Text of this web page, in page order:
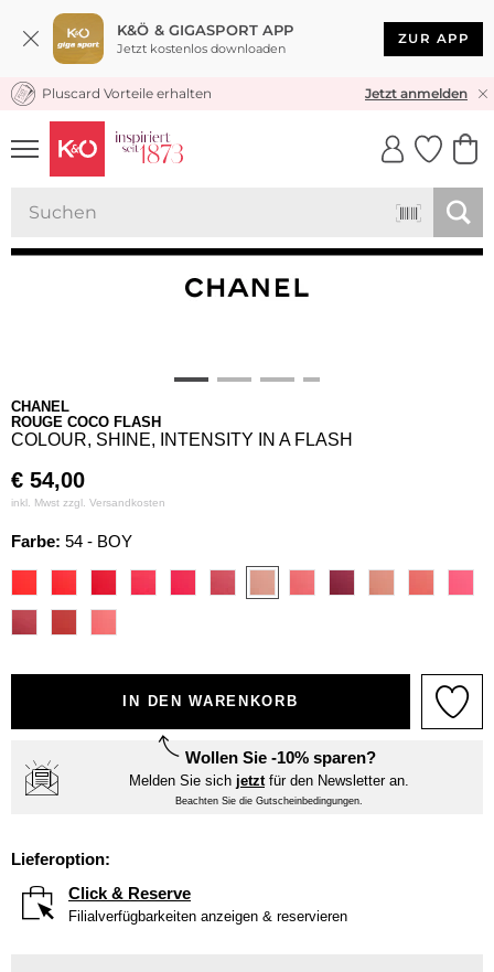
K&Ö & GIGASPORT APP
Jetzt kostenlos downloaden
ZUR APP
KOSTENLOSER VERSAND* & RÜCKVERSAND
Pluscard Vorteile erhalten Jetzt anmelden
UNSERE APP
CLICK &
CHANEL
ROUGE COCO FLASH
COLOUR, SHINE, INTENSITY IN A FLASH
€ 54,00
inkl. Mwst zzgl. Versandkosten
Farbe: 54 - BOY
IN DEN WARENKORB
Wollen Sie -10% sparen?
Melden Sie sich jetztfür den Newsletter an.
Beachten Sie die Gutscheinbedingungen.
Lieferoption:
Click & Reserve
Filialverfügbarkeiten anzeigen & reservieren